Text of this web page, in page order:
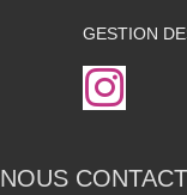
GESTION
NOUS